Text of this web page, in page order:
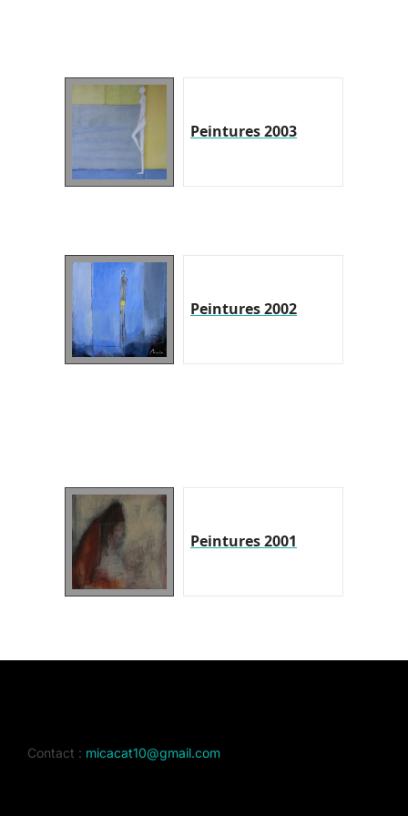
Peintures 2003
Peintures 2002
Peintures 2001
Contact : micacat10@gmail.com